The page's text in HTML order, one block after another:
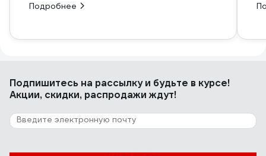
Подробнее
Подпишитесь на рассылкуи будьте в курсе!
Акции, скидки, распродажи ждут!